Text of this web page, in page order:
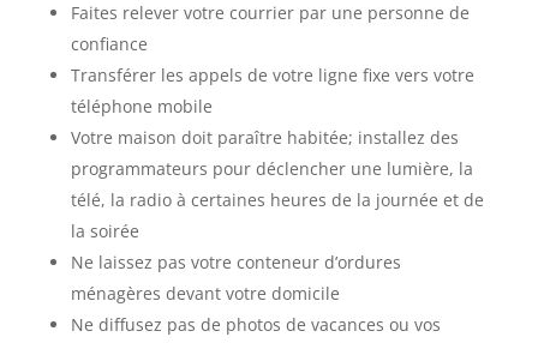
Faites relever votre courrier par une personne de
confiance
Transférer les appels de votre ligne fixe vers votre
téléphone mobile
Votre maison doit paraître habitée; installez des
programmateurs pour déclencher une lumière, la
télé, la radio à certaines heures de la journée et de
la soirée
Ne laissez pas votre conteneur d’ordures
ménagères devant votre domicile
Ne diffusez pas de photos de vacances ou vos